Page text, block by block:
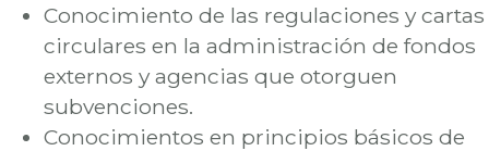
Conocimiento de las regulaciones y cartas
circulares en la administración de fondos
externos y agencias que otorguen
subvenciones.
Conocimientos en principios básicos de